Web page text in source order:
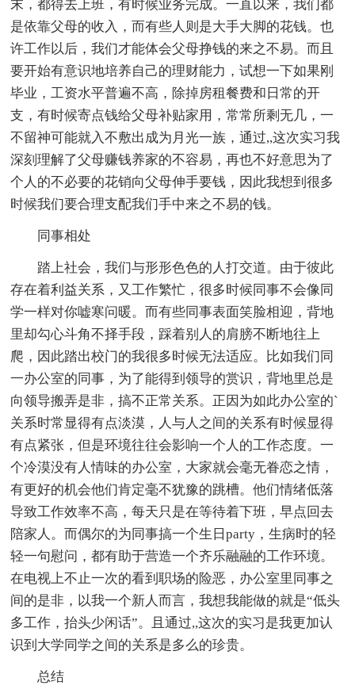
末，都得去上班，有时候业务完成。一直以来，我们都
是依靠父母的收入，而有些人则是大手大脚的花钱。也
许工作以后，我们才能体会父母挣钱的来之不易。而且
要开始有意识地培养自己的理财能力，试想一下如果刚
毕业，工资水平普遍不高，除掉房租餐费和日常的开
支，有时候寄点钱给父母补贴家用，常常所剩无几，一
不留神可能就入不敷出成为月光一族，通过,,这次实习我
深刻理解了父母赚钱养家的不容易，再也不好意思为了
个人的不必要的花销向父母伸手要钱，因此我想到很多
时候我们要合理支配我们手中来之不易的钱。
同事相处
踏上社会，我们与形形色色的人打交道。由于彼此
存在着利益关系，又工作繁忙，很多时候同事不会像同
学一样对你嘘寒问暖。而有些同事表面笑脸相迎，背地
里却勾心斗角不择手段，踩着别人的肩膀不断地往上
爬，因此踏出校门的我很多时候无法适应。比如我们同
一办公室的同事，为了能得到领导的赏识，背地里总是
向领导搬弄是非，搞不正常关系。正因为如此办公室的`
关系时常显得有点淡漠，人与人之间的关系有时候显得
有点紧张，但是环境往往会影响一个人的工作态度。一
个冷漠没有人情味的办公室，大家就会毫无眷恋之情，
有更好的机会他们肯定毫不犹豫的跳槽。他们情绪低落
导致工作效率不高，每天只是在等待着下班，早点回去
陪家人。而偶尔的为同事搞一个生日party，生病时的轻
轻一句慰问，都有助于营造一个齐乐融融的工作环境。
在电视上不止一次的看到职场的险恶，办公室里同事之
间的是非，以我一个新人而言，我想我能做的就是“低头
多工作，抬头少闲话”。且通过,,这次的实习是我更加认
识到大学同学之间的关系是多么的珍贵。
总结